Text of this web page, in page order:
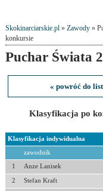
Skokinarciarskie.pl» Zawody»
konkursie
Puchar Świata
« powróć do
Klasyfikacja po
Klasyfikacja indywidualna
zawodnik
1 Anze Lanisek
2 Stefan Kraft